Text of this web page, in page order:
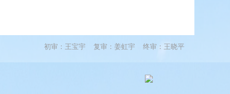
初审：王宝宇 复审：姜虹宇 终审：王晓平